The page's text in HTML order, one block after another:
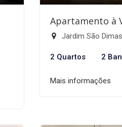
Apartamento à
Jardim São
2 Quartos 2
Mais informações